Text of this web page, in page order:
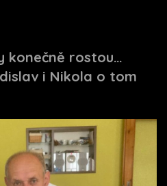
konečně rostou…
i Nikola o tom